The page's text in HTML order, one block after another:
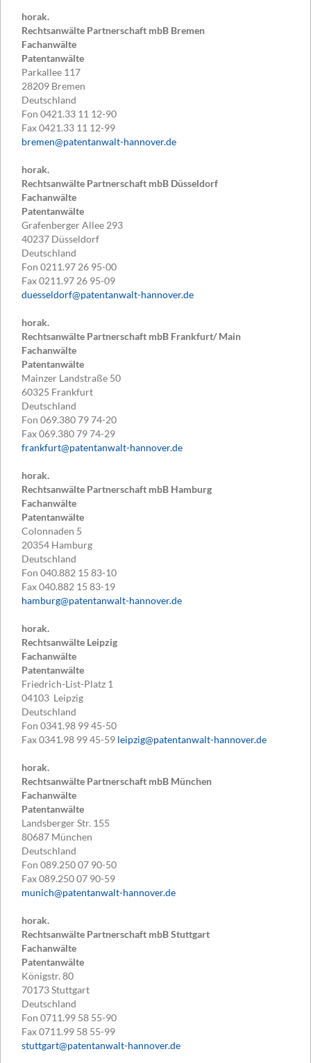
horak.
Rechtsanwälte Partnerschaft mbB Bremen
Fachanwälte
Patentanwälte
Parkallee 117
28209 Bremen
Deutschland
Fon 0421.33 11 12-90
Fax0421.33 11 12-99
bremen@patentanwalt-hannover.de
horak.
Rechtsanwälte Partnerschaft mbB Düsseldorf
Fachanwälte
Patentanwälte
Grafenberger Allee 293
40237 Düsseldorf
Deutschland
Fon 0211.97 26 95-00
Fax0211.97 26 95-09
duesseldorf@patentanwalt-hannover.de
horak.
Rechtsanwälte Partnerschaft mbB Frankfurt/ Main
Fachanwälte
Patentanwälte
Mainzer Landstraße 50
60325 Frankfurt
Deutschland
Fon 069.380 79 74-20
Fax069.380 79 74-29
frankfurt@patentanwalt-hannover.de
horak.
Rechtsanwälte Partnerschaft mbB Hamburg
Fachanwälte
Patentanwälte
Colonnaden 5
20354 Hamburg
Deutschland
Fon 040.882 15 83-10
Fax040.882 15 83-19
hamburg@patentanwalt-hannover.de
horak.
Rechtsanwälte Leipzig
Fachanwälte
Patentanwälte
Friedrich-List-Platz 1
04103 Leipzig
Deutschland
Fon 0341.98 99 45-50
Fax0341.98 99 45-59 leipzig@patentanwalt-hannover.de
horak.
Rechtsanwälte Partnerschaft mbB München
Fachanwälte
Patentanwälte
Landsberger Str. 155
80687 München
Deutschland
Fon 089.250 07 90-50
Fax089.250 07 90-59
munich@patentanwalt-hannover.de
horak.
Rechtsanwälte Partnerschaft mbB Stuttgart
Fachanwälte
Patentanwälte
Königstr. 80
70173Stuttgart
Deutschland
Fon 0711.99 58 55-90
Fax0711.99 58 55-99
stuttgart@patentanwalt-hannover.de